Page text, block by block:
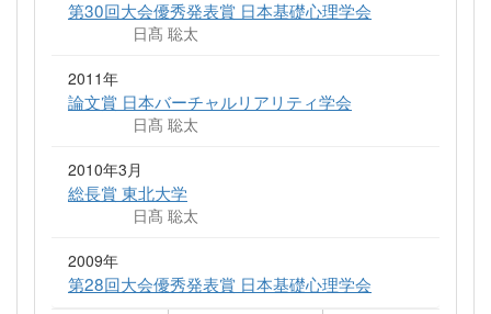
第30回大会優秀発表賞 日本基礎心理学会
日髙 聡太
2011年
論文賞 日本バーチャルリアリティ学会
日髙 聡太
2010年3月
総長賞 東北大学
日髙 聡太
2009年
第28回大会優秀発表賞 日本基礎心理学会